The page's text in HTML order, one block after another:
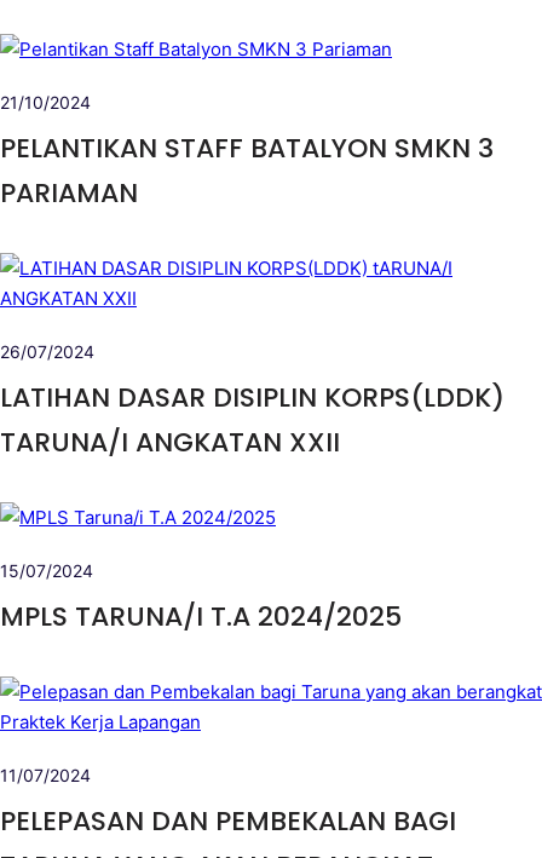
21/10/2024
PELANTIKAN STAFF BATALYON SMKN 3
PARIAMAN
26/07/2024
LATIHAN DASAR DISIPLIN KORPS(LDDK)
TARUNA/I ANGKATAN XXII
15/07/2024
MPLS TARUNA/I T.A 2024/2025
11/07/2024
PELEPASAN DAN PEMBEKALAN BAGI